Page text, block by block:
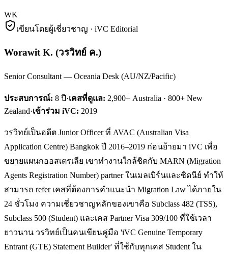
WK
เขียนโดยผู้เชี่ยวชาญ · iVC Editorial
Worawit K. (วรวิทย์ ค.)
Senior Consultant — Oceania Desk (AU/NZ/Pacific)
ประสบการณ์: 8 ปี·เคสที่ดูแล: 2,900+ Australia · 800+ New
Zealand·เข้าร่วม iVC: 2019
วรวิทย์เป็นอดีต Junior Officer ที่ AVAC (Australian Visa
Application Centre) Bangkok ปี 2016–2019 ก่อนย้ายมา iVC เพื่อ
ขยายแผนกออสเตรเลีย เขาทำงานใกล้ชิดกับ MARN (Migration
Agents Registration Number) partner ในเมลเบิร์นและซิดนีย์ ทำให้
สามารถ refer เคสที่ต้องการคำแนะนำ Migration Law ได้ภายใน
24 ชั่วโมง ความเชี่ยวชาญหลักของเขาคือ Subclass 482 (TSS),
Subclass 500 (Student) และเคส Partner Visa 309/100 ที่ใช้เวลา
ยาวนาน วรวิทย์เป็นคนเขียนคู่มือ 'iVC Genuine Temporary
Entrant (GTE) Statement Builder' ที่ใช้กับทุกเคส Student ใน